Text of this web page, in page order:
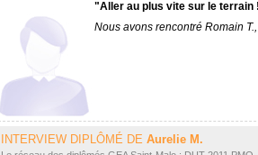
"Aller au plus vite sur le terrain
Nous avons rencontré Romain
INTERVIEW DIPLÔMÉ DE Aurelie M.